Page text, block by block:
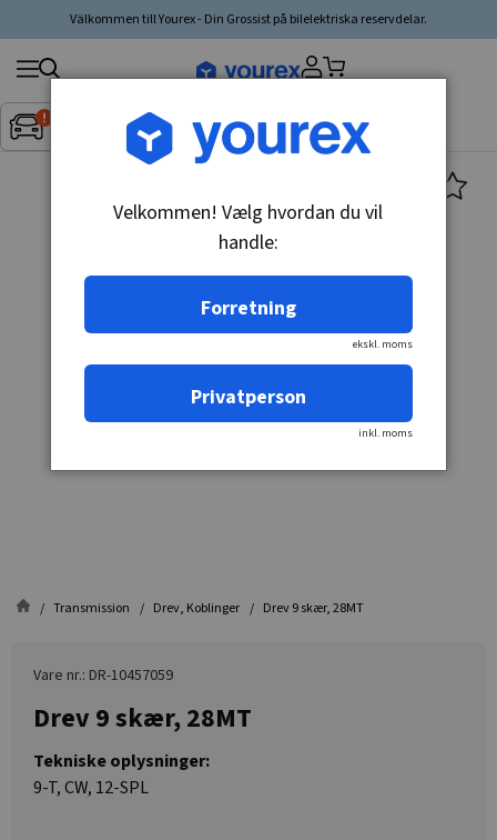
Välkommen till Yourex - Din Grossist på bilelektriska reservdelar.
Inget fordon valt▼
Søg
produkt,
producent,
Transmission Drev, Koblinger Drev 9 skær, 28MT
Vare nr.: DR-10457059
Drev 9 skær, 28MT
Tekniske oplysninger:
9-T, CW, 12-SPL
Velkommen! Vælg hvordan du vil
handle:
Forretning
ekskl. moms
Privatperson
inkl. moms